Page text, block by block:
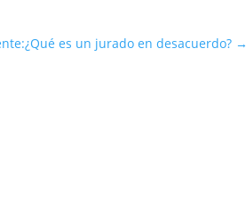
es un jurado en desacuerdo?→